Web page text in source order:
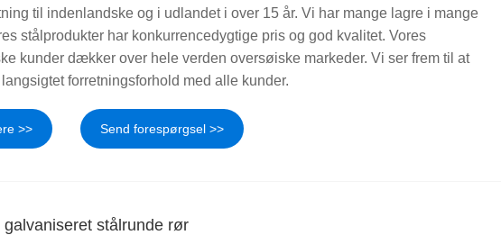
til indenlandske og i udlandet i over 15 år. Vi har mange lagre i mange
stålprodukter har konkurrencedygtige pris og god kvalitet. Vores
kunder dækker over hele verden oversøiske markeder. Vi ser frem til at
forretningsforhold med alle kunder.
>> Send forespørgsel >>
galvaniseret stålrunde rør